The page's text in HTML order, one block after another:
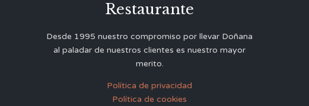
Restaurante
Desde 1995 nuestro compromiso por llevar Doñana
al paladar de nuestros clientes es nuestro mayor
merito.
Política de privacidad
Política de cookies